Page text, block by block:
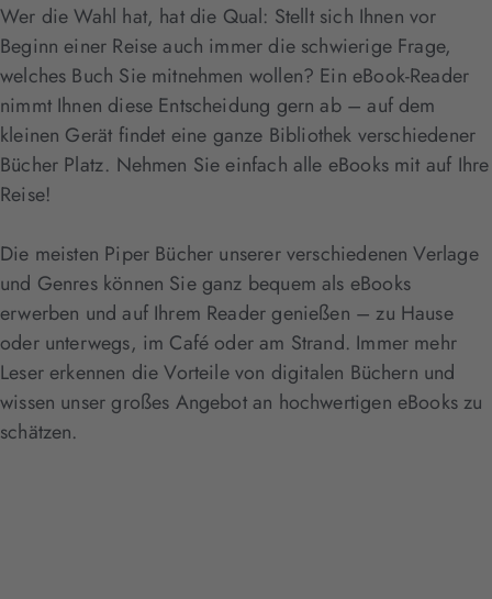
Wer die Wahl hat, hat die Qual: Stellt sich Ihnen vor
Beginn einer Reise auch immer die schwierige Frage,
welches Buch Sie mitnehmen wollen? Ein eBook-Reader
nimmt Ihnen diese Entscheidung gern ab – auf dem
kleinen Gerät findet eine ganze Bibliothek verschiedener
Bücher Platz. Nehmen Sie einfach alle eBooks mit auf Ihre
Reise!
Die meisten Piper Bücher unserer verschiedenen Verlage
und Genres können Sie ganz bequem als eBooks
erwerben und auf Ihrem Reader genießen – zu Hause
oder unterwegs, im Café oder am Strand. Immer mehr
Leser erkennen die Vorteile von digitalen Büchern und
wissen unser großes Angebot an hochwertigen eBooks zu
schätzen.